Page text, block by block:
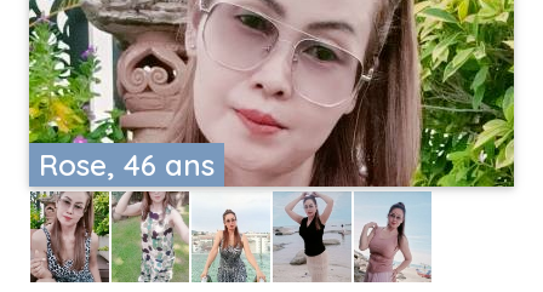
Rose, 46 ans